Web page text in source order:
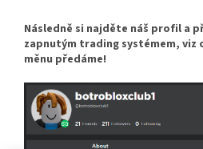
Následně si najděte náš profil a
zapnutým trading systémem, viz
měnu předáme!